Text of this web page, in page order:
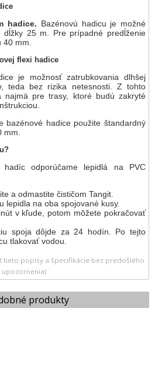
hadice. Bazénovú hadicu je možné
25 m. Pre prípadné predĺženie
mm.
flexi hadice
je možnosť zatrubkovania dlhšej
teda bez rizika netesnosti. Z tohto
najmä pre trasy, ktoré budú zakryté
bazénové hadice použite štandardný
mm.
hadíc odporúčame lepidlá na PVC
a odmastite čističom Tangit.
lepidla na oba spojované kusy.
v kľude, potom môžete pokračovať
spoja dôjde za 24 hodín. Po tejto
tlakovať vodou.
tieto popisy a špecifikácie bez predošlého
upozornenia)
produkty